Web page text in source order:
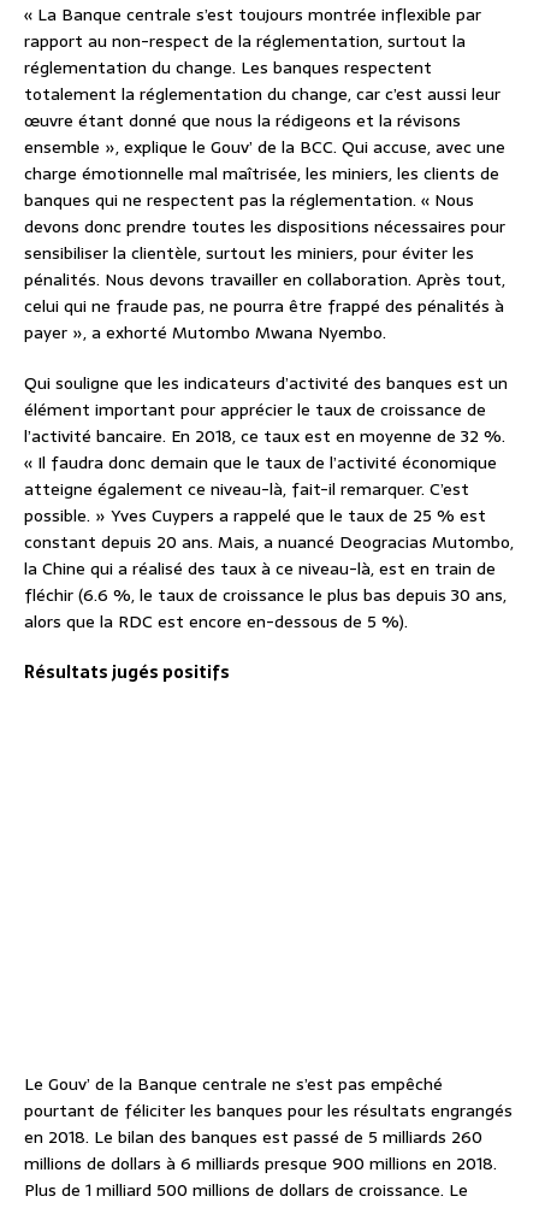
« La Banque centrale s’est toujours montrée inflexible par
rapport au non-respect de la réglementation, surtout la
réglementation du change. Les banques respectent
totalement la réglementation du change, car c’est aussi leur
œuvre étant donné que nous la rédigeons et la révisons
ensemble », explique le Gouv’ de la BCC. Qui accuse, avec une
charge émotionnelle mal maîtrisée, les miniers, les clients de
banques qui ne respectent pas la réglementation. « Nous
devons donc prendre toutes les dispositions nécessaires pour
sensibiliser la clientèle, surtout les miniers, pour éviter les
pénalités. Nous devons travailler en collaboration. Après tout,
celui qui ne fraude pas, ne pourra être frappé des pénalités à
payer », a exhorté Mutombo Mwana Nyembo.
Qui souligne que les indicateurs d’activité des banques est un
élément important pour apprécier le taux de croissance de
l’activité bancaire. En 2018, ce taux est en moyenne de 32 %.
« Il faudra donc demain que le taux de l’activité économique
atteigne également ce niveau-là, fait-il remarquer. C’est
possible. » Yves Cuypers a rappelé que le taux de 25 % est
constant depuis 20 ans. Mais, a nuancé Deogracias Mutombo,
la Chine qui a réalisé des taux à ce niveau-là, est en train de
fléchir (6.6 %, le taux de croissance le plus bas depuis 30 ans,
alors que la RDC est encore en-dessous de 5 %).
Résultats jugés positifs
Le Gouv’ de la Banque centrale ne s’est pas empêché
pourtant de féliciter les banques pour les résultats engrangés
en 2018. Le bilan des banques est passé de 5 milliards 260
millions de dollars à 6 milliards presque 900 millions en 2018.
Plus de 1 milliard 500 millions de dollars de croissance. Le